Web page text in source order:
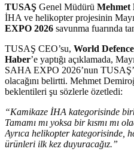
TUSAŞ Genel Müdürü Mehmet
İHA ve helikopter projesinin
EXPO 2026 savunma fuarında
TUSAŞ CEO’su, World
Haber’e yaptığı açıklamada,
SAHA EXPO 2026’nun
olacağını belirtti. Mehmet
beklentileri şu sözlerle özetledi:
“Kamikaze İHA kategorisinde
Tamamı mı yoksa bir kısmı mı
Ayrıca helikopter kategorisinde,
ürünleri ilk kez duyuracağız.”